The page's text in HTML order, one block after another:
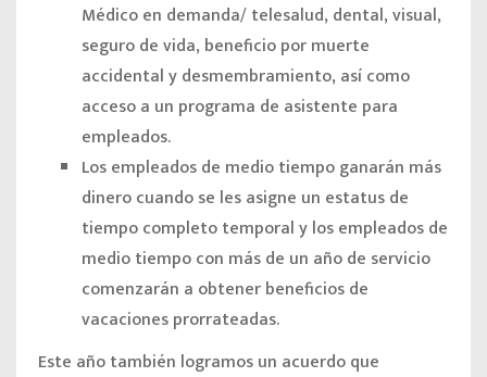
Médico en demanda/ telesalud, dental, visual,
seguro de vida, beneficio por muerte
accidental y desmembramiento, así como
acceso a un programa de asistente para
empleados.
Los empleados de medio tiempoganarán más
dinero cuando se les asigne un estatus de
tiempo completo temporal y los empleados de
medio tiempo con más de un año de servicio
comenzarán a obtener beneficios de
vacaciones prorrateadas.
Este año también logramos un acuerdo que